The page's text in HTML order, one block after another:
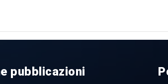
pubblicazioni